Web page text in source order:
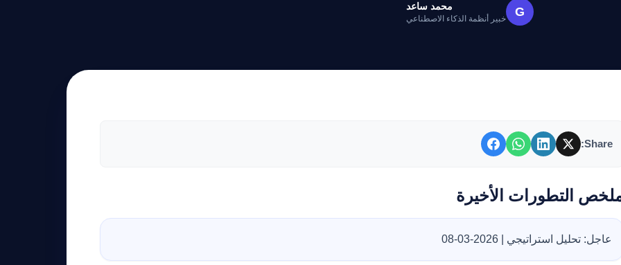
G محمد ساعد
خبير أنظمة الذكاء الاصطناعي
Share:
التطورات الأخيرة
عاجل: تحليل استراتيجي | 2026-03-08